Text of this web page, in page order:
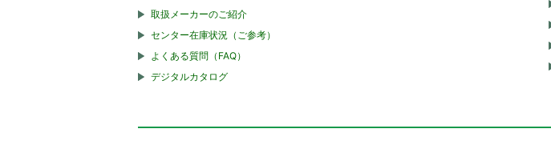
取扱メーカーのご紹介
センター在庫状況（ご参考）
よくある質問（FAQ）
デジタルカタログ